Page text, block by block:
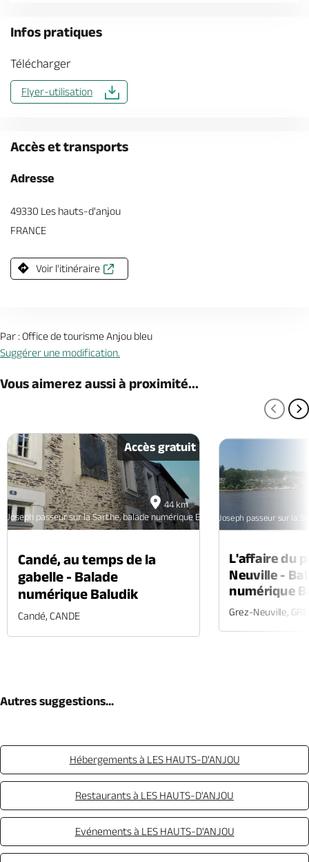
Infos pratiques
Télécharger
Flyer-utilisation
Accès et transports
Adresse
49330 Les hauts-d'anjou
FRANCE
Voir l'itinéraire
Par : Office de tourisme Anjou bleu
Suggérer une modification.
Vous aimerez aussi à proximité...
44 km
Joseph passeur sur la Sarthe, balade numérique Baludik
Accès gratuit
Candé, au temps de la
gabelle - Balade
numérique Baludik
Candé, CANDE
Joseph passeur sur la
L'affaire du
Neuville -
numérique
Grez-Neuville,
Autres suggestions...
Hébergements à LES HAUTS-D'ANJOU
Restaurants à LES HAUTS-D'ANJOU
Evénements à LES HAUTS-D'ANJOU